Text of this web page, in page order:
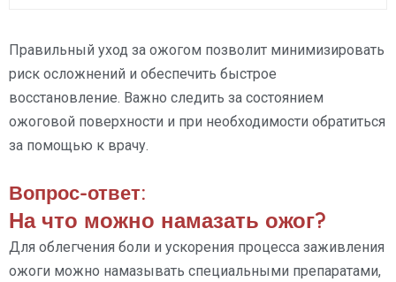
Правильный уход за ожогом позволит минимизировать
риск осложнений и обеспечить быстрое
восстановление. Важно следить за состоянием
ожоговой поверхности и при необходимости обратиться
за помощью к врачу.
Вопрос-ответ:
На что можно намазать ожог?
Для облегчения боли и ускорения процесса заживления
ожоги можно намазывать специальными препаратами,